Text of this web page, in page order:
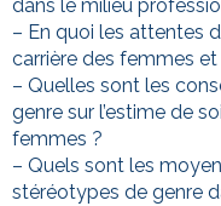
dans le milieu
– En quoi les attentes
carrière des femmes
– Quelles sont les
genre sur l’estime de
femmes ?
– Quels sont les
stéréotypes de genre